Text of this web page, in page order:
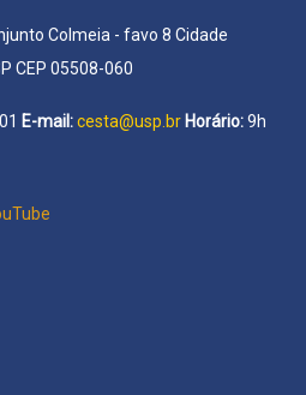
Colmeia - favo 8 Cidade
CEP 05508-060
E-mail:cesta@usp.br Horário:9h